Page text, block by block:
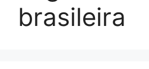
brasileira